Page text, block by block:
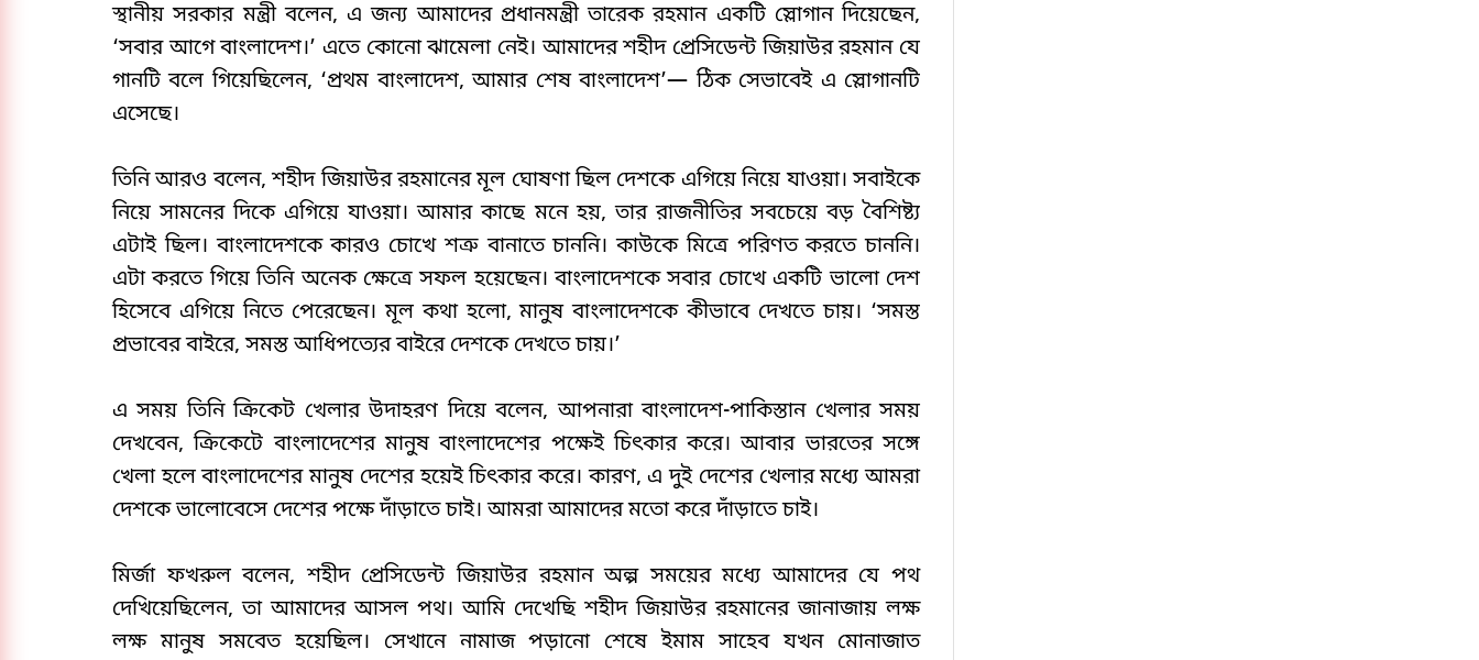
স্থানীয় সরকার মন্ত্রী বলেন, এ জন্য আমাদের প্রধানমন্ত্রী তারেক রহমান একটি স্লোগান দিয়েছেন,
‘সবার আগে বাংলাদেশ।’ এতে কোনো ঝামেলা নেই। আমাদের শহীদ প্রেসিডেন্ট জিয়াউর রহমান যে
গানটি বলে গিয়েছিলেন, ‘প্রথম বাংলাদেশ, আমার শেষ বাংলাদেশ’— ঠিক সেভাবেই এ স্লোগানটি
এসেছে।
তিনি আরও বলেন, শহীদ জিয়াউর রহমানের মূল ঘোষণা ছিল দেশকে এগিয়ে নিয়ে যাওয়া। সবাইকে
নিয়ে সামনের দিকে এগিয়ে যাওয়া। আমার কাছে মনে হয়, তার রাজনীতির সবচেয়ে বড় বৈশিষ্ট্য
এটাই ছিল। বাংলাদেশকে কারও চোখে শত্রু বানাতে চাননি। কাউকে মিত্রে পরিণত করতে চাননি।
এটা করতে গিয়ে তিনি অনেক ক্ষেত্রে সফল হয়েছেন। বাংলাদেশকে সবার চোখে একটি ভালো দেশ
হিসেবে এগিয়ে নিতে পেরেছেন। মূল কথা হলো, মানুষ বাংলাদেশকে কীভাবে দেখতে চায়। ‘সমস্ত
প্রভাবের বাইরে, সমস্ত আধিপত্যের বাইরে দেশকে দেখতে চায়।’
এ সময় তিনি ক্রিকেট খেলার উদাহরণ দিয়ে বলেন, আপনারা বাংলাদেশ-পাকিস্তান খেলার সময়
দেখবেন, ক্রিকেটে বাংলাদেশের মানুষ বাংলাদেশের পক্ষেই চিৎকার করে। আবার ভারতের সঙ্গে
খেলা হলে বাংলাদেশের মানুষ দেশের হয়েই চিৎকার করে। কারণ, এ দুই দেশের খেলার মধ্যে আমরা
দেশকে ভালোবেসে দেশের পক্ষে দাঁড়াতে চাই। আমরা আমাদের মতো করে দাঁড়াতে চাই।
মির্জা ফখরুল বলেন, শহীদ প্রেসিডেন্ট জিয়াউর রহমান অল্প সময়ের মধ্যে আমাদের যে পথ
দেখিয়েছিলেন, তা আমাদের আসল পথ। আমি দেখেছি শহীদ জিয়াউর রহমানের জানাজায় লক্ষ
লক্ষ মানুষ সমবেত হয়েছিল। সেখানে নামাজ পড়ানো শেষে ইমাম সাহেব যখন মোনাজাত